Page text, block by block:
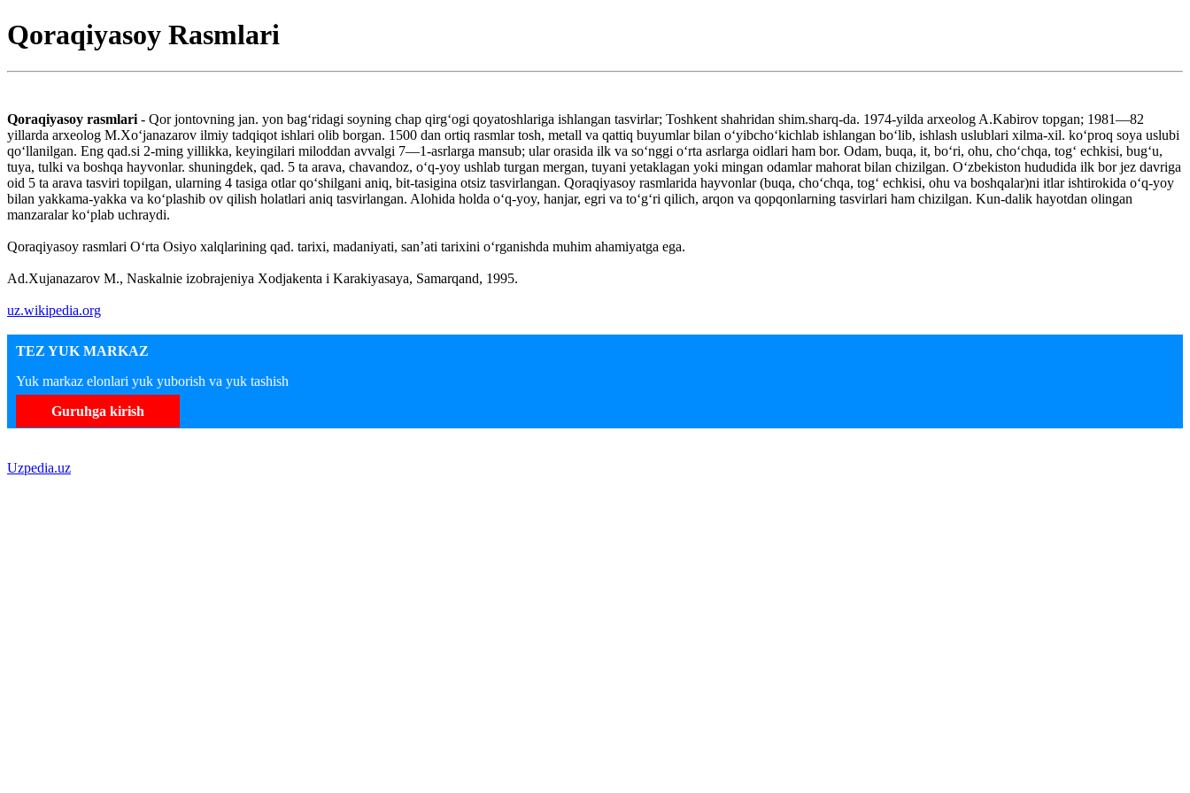
Qoraqiyasoy Rasmlari
Qoraqiyasoy rasmlari - Qor jontovning jan. yon bagʻridagi soyning chap qirgʻogi qoyatoshlariga ishlangan tasvirlar; Toshkent shahridan shim.sharq-da. 1974-yilda arxeolog A.Kabirov topgan; 1981—82
yillarda arxeolog M.Xoʻjanazarov ilmiy tadqiqot ishlari olib borgan. 1500 dan ortiq rasmlar tosh, metall va qattiq buyumlar bilan oʻyibchoʻkichlab ishlangan boʻlib, ishlash uslublari xilma-xil. koʻproq soya uslubi
qoʻllanilgan. Eng qad.si 2-ming yillikka, keyingilari miloddan avvalgi 7—1-asrlarga mansub; ular orasida ilk va soʻnggi oʻrta asrlarga oidlari ham bor. Odam, buqa, it, boʻri, ohu, choʻchqa, togʻ echkisi, bugʻu,
tuya, tulki va boshqa hayvonlar. shuningdek, qad. 5 ta arava, chavandoz, oʻq-yoy ushlab turgan mergan, tuyani yetaklagan yoki mingan odamlar mahorat bilan chizilgan. Oʻzbekiston hududida ilk bor jez davriga
oid 5 ta arava tasviri topilgan, ularning 4 tasiga otlar qoʻshilgani aniq, bit-tasigina otsiz tasvirlangan. Qoraqiyasoy rasmlarida hayvonlar (buqa, choʻchqa, togʻ echkisi, ohu va boshqalar)ni itlar ishtirokida oʻq-yoy
bilan yakkama-yakka va koʻplashib ov qilish holatlari aniq tasvirlangan. Alohida holda oʻq-yoy, hanjar, egri va toʻgʻri qilich, arqon va qopqonlarning tasvirlari ham chizilgan. Kun-dalik hayotdan olingan
manzaralar koʻplab uchraydi.
Qoraqiyasoy rasmlari Oʻrta Osiyo xalqlarining qad. tarixi, madaniyati, sanʼati tarixini oʻrganishda muhim ahamiyatga ega.
Ad.Xujanazarov M., Naskalnie izobrajeniya Xodjakenta i Karakiyasaya, Samarqand, 1995.
uz.wikipedia.org
TEZ YUK MARKAZ
Yuk markaz elonlari yuk yuborish va yuk tashish
Guruhga kirish
Uzpedia.uz